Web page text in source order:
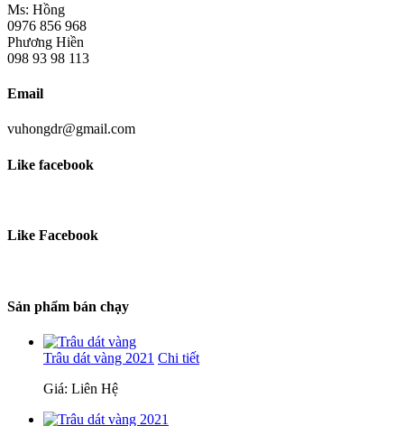
Ms: Hồng
0976 856 968
Phương Hiền
098 93 98 113
Email
vuhongdr@gmail.com
Like facebook
Like Facebook
Sản phẩm bán chạy
Trâu dát vàng 2021 Chi tiết
Giá: Liên Hệ